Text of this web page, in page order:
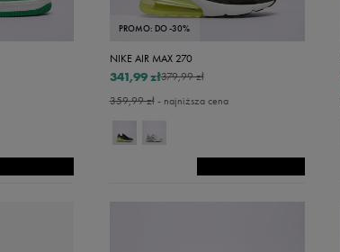
PROMO: DO -30%
NIKE AIR MAX 270
379,99 zł
341,99 zł
359,99 zł- najniższa cena